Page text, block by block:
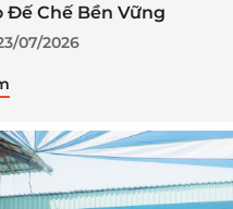
Đế Chế Bền Vững
07/2026